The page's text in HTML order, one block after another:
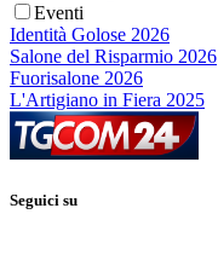
Eventi
Identità Golose 2026
Salone del Risparmio 2026
Fuorisalone 2026
L'Artigiano in Fiera 2025
Seguici su